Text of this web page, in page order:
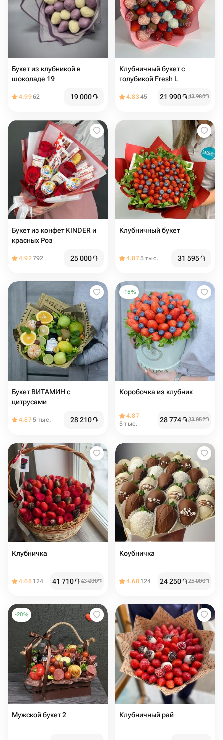
Букет из клубникой в
шоколаде 19
4.9962 19 000֏
Клубничный букет с
голубикой Fresh L
4.8345 21 990֏43 980֏
Букет из конфет KINDER и
красных Роз
4.92792 25 000֏
Клубничный букет
4.875 тыс. 31 595֏
Букет ВИТАМИН с
цитрусами
4.875 тыс. 28 210֏
-15%
Коробочка из клубник
4.87
5 тыс.
28 774֏33 852֏
Клубничка
4.68 124 41 710֏43 000֏
Коубничка
4.68 124 24 250֏25 000֏
-20%
Мужской букет 2 Клубничный рай